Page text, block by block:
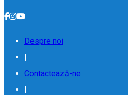
Despre noi
|
Contactează-ne
|